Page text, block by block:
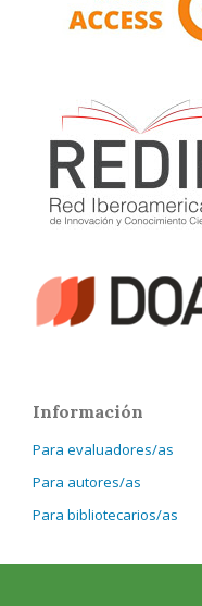
Información
Para evaluadores/as
Para autores/as
Para bibliotecarios/as